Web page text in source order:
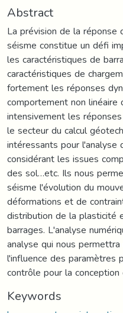
Abstract
La prévision de la réponse
séisme constitue un défi
les caractéristiques de
caractéristiques de
fortement les réponses
comportement non
intensivement les
le secteur du calcul
intéressants pour
considérant les issues
des sol…etc. Ils nous
séisme l'évolution du
déformations et de
distribution de la
barrages. L'analyse
analyse qui nous
l'influence des paramètres
contrôle pour la
Keywords